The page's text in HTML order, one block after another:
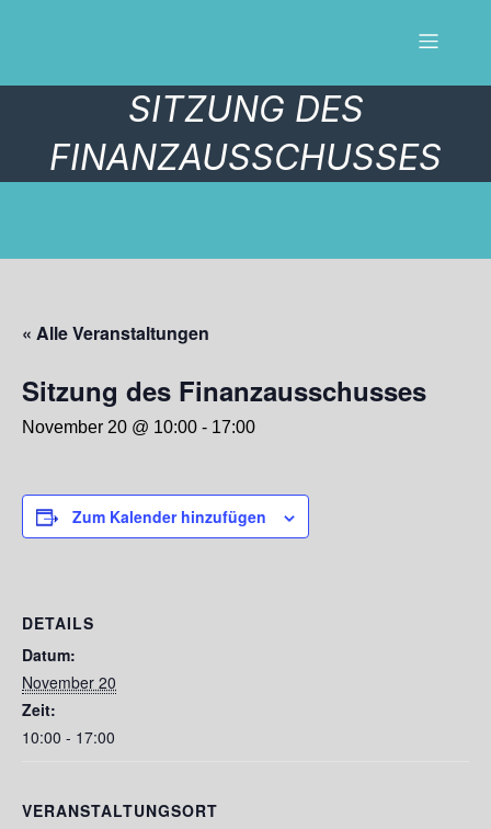
SITZUNG DES
FINANZAUSSCHUSSES
« Alle Veranstaltungen
Sitzung des Finanzausschusses
November 20 @ 10:00 - 17:00
Zum Kalender hinzufügen
DETAILS
Datum:
November 20
Zeit:
10:00 - 17:00
VERANSTALTUNGSORT